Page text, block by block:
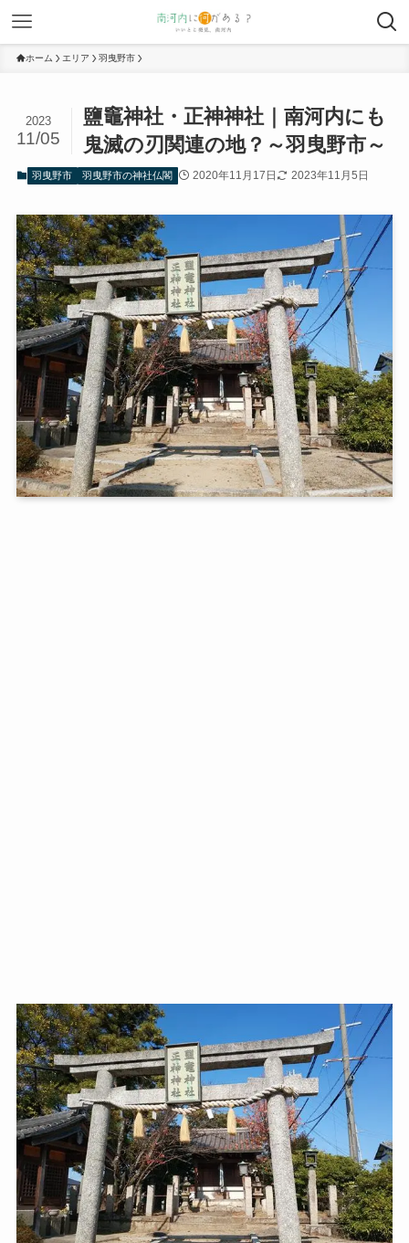
ホーム エリア 羽曳野市
鹽竈神社・正神神社｜南河内にも
鬼滅の刃関連の地？～羽曳野市～
2023
11/05
羽曳野市 羽曳野市の神社仏閣 2020年11月17日 2023年11月5日